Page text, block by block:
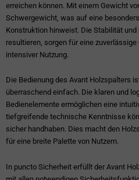
erreichen können. Mit einem Gewicht
Schwergewicht, was auf eine
Konstruktion hinweist. Die Stabilität
resultieren, sorgen für eine
intensiver Nutzung.
Die Bedienung des Avant Holzspalters
überraschend einfach. Die klaren und
Bedienelemente ermöglichen eine
tiefgreifende technische Kenntnisse
sicher handhaben. Dies macht den
für eine breite Palette von Nutzern.
In puncto Sicherheit erfüllt der Avant